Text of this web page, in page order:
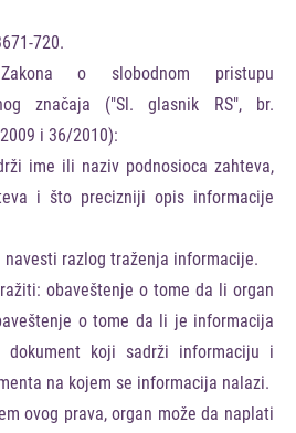
720.
o slobodnom pristupu
značaja ("Sl. glasnik RS", br.
i 36/2010):
ime ili naziv podnosioca zahteva,
i što precizniji opis informacije
razlog traženja informacije.
obaveštenje o tome da li organ
o tome da li je informacija
dokument koji sadrži informaciju i
na kojem se informacija nalazi.
ovog prava, organ može da naplati